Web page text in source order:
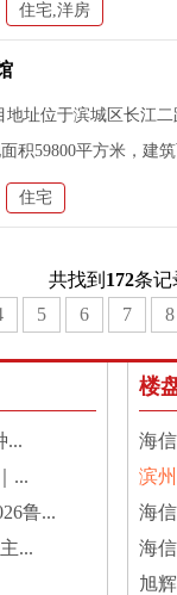
住宅,洋房
地址位于滨城区长江
积59800平方米，建
住宅
共找到 172条记
5 6 7 8
...
...
鲁...
...
楼
海
滨
馆
海
海
旭